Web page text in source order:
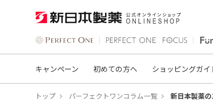
キャンペーン 初めての方へ ショッピングガイ
トップ パーフェクトワンコラム一覧 新日本製薬